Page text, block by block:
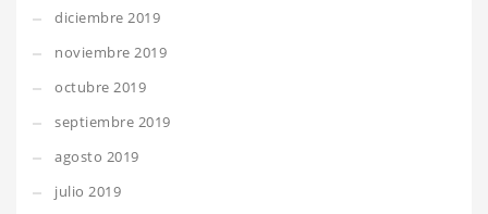
diciembre 2019
noviembre 2019
octubre 2019
septiembre 2019
agosto 2019
julio 2019